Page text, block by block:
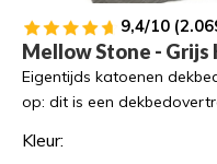
9,4/10
Mellow Stone -
Eigentijds katoenen
op: dit is een
Kleur: